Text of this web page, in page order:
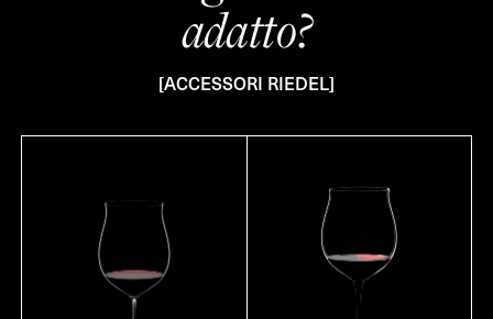
adatto?
[ACCESSORI RIEDEL]